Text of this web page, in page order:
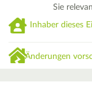
Sie
Inhaber dieses
Änderungen